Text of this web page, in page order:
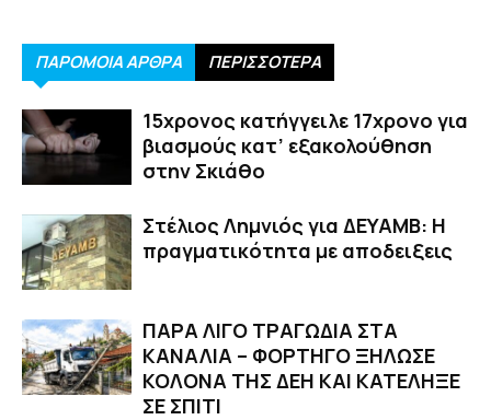
ΠΑΡΟΜΟΙΑ ΑΡΘΡΑ ΠΕΡΙΣΣΟΤΕΡΑ
15χρονος κατήγγειλε 17χρονο για
βιασμούς κατ’ εξακολούθηση
στην Σκιάθο
Στέλιος Λημνιός για ΔΕΥΑΜΒ: Η
πραγματικότητα με αποδειξεις
ΠΑΡΑ ΛΙΓΟ ΤΡΑΓΩΔΙΑ ΣΤΑ
ΚΑΝΑΛΙΑ – ΦΟΡΤΗΓΟ ΞΗΛΩΣΕ
ΚΟΛΟΝΑ ΤΗΣ ΔΕΗ ΚΑΙ ΚΑΤΕΛΗΞΕ
ΣΕ ΣΠΙΤΙ